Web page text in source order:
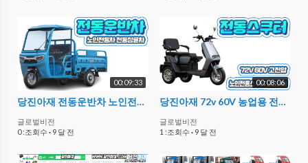
00:09:33
당진아재 전동운반차 노인전동차 농업용 농사용 전동삼륜차 P4446
글로벌비전
0 :조회수 · 9 달 전
00:08:06
당진아재 72v 60V 농업용 전동차 농사용 노인전동차 스쿠터 고전압 P8679
글로벌비전
1 :조회수 · 9 달 전